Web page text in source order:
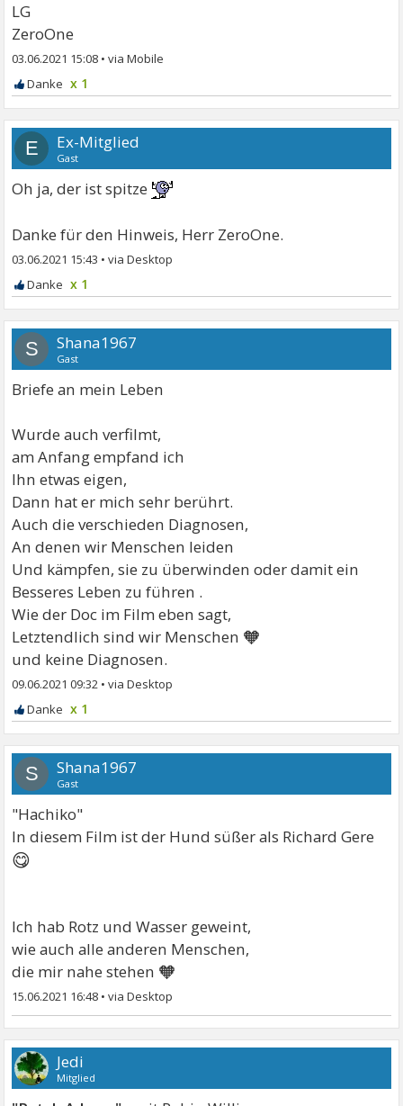
LG
ZeroOne
03.06.2021 15:08 •
x 1
E Ex-Mitglied
Gast
Oh ja, der ist spitze
Danke für den Hinweis, Herr ZeroOne.
03.06.2021 15:43 •
x 1
S Shana1967
Gast
Briefe an mein Leben
Wurde auch verfilmt,
am Anfang empfand ich
Ihn etwas eigen,
Dann hat er mich sehr berührt.
Auch die verschieden Diagnosen,
An denen wir Menschen leiden
Und kämpfen, sie zu überwinden oder damit ein
Besseres Leben zu führen .
Wie der Doc im Film eben sagt,
Letztendlich sind wir Menschen 🧡
und keine Diagnosen.
09.06.2021 09:32 •
x 1
S Shana1967
Gast
"Hachiko"
In diesem Film ist der Hund süßer als Richard Gere
😋
Ich hab Rotz und Wasser geweint,
wie auch alle anderen Menschen,
die mir nahe stehen 🧡
15.06.2021 16:48 •
Jedi
Mitglied